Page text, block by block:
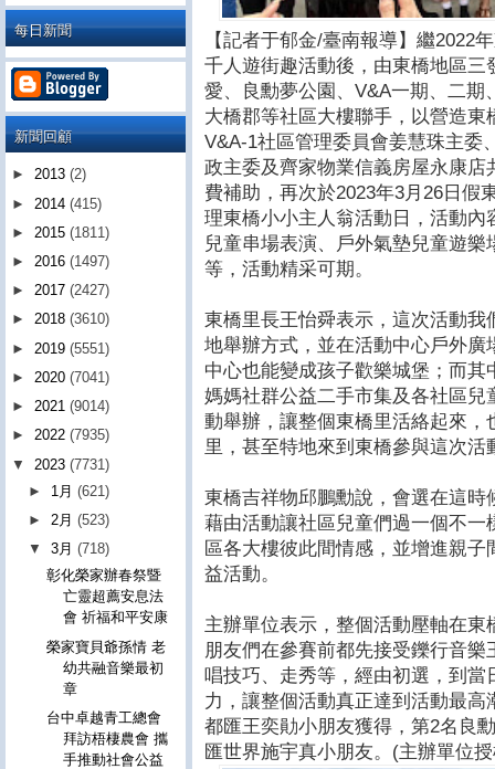
【記者于郁金/臺南報導】繼2022
千人遊街趣活動後，由東橋地區
愛、良勳夢公園、V&A一期、二
大橋郡等社區大樓聯手，以營造
V&A-1社區管理委員會姜慧珠主委
政主委及齊家物業信義房屋永康
費補助，再次於2023年3月26日假
理東橋小小主人翁活動日，活動
兒童串場表演、戶外氣墊兒童遊
等，活動精采可期。
東橋里長王怡舜表示，這次活動
地舉辦方式，並在活動中心戶外
中心也能變成孩子歡樂城堡；而
媽媽社群公益二手市集及各社區
動舉辦，讓整個東橋里活絡起來
里，甚至特地來到東橋參與這次活
東橋吉祥物邱鵬勳說，會選在這
藉由活動讓社區兒童們過一個不
區各大樓彼此間情感，並增進親
益活動。
主辦單位表示，整個活動壓軸在
朋友們在參賽前都先接受鑠行音
唱技巧、走秀等，經由初選，到
力，讓整個活動真正達到活動最
都匯王奕勛小朋友獲得，第2名良
匯世界施宇真小朋友。(主辦單位
每日新聞
新聞回顧
► 2013 (2)
► 2014 (415)
► 2015 (1811)
► 2016 (1497)
► 2017 (2427)
► 2018 (3610)
► 2019 (5551)
► 2020 (7041)
► 2021 (9014)
► 2022 (7935)
▼ 2023 (7731)
► 1月(621)
► 2月(523)
▼3月(718)
彰化榮家辦春祭暨
亡靈超薦安息法
會 祈福和平安康
榮家寶貝爺孫情 老
幼共融音樂最初
章
台中卓越青工總會
拜訪梧棲農會 攜
手推動社會公益